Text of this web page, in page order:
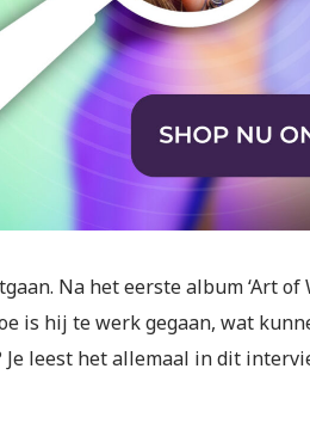
Na het eerste album ‘Art of
is hij te werk gegaan, wat
leest het allemaal in dit